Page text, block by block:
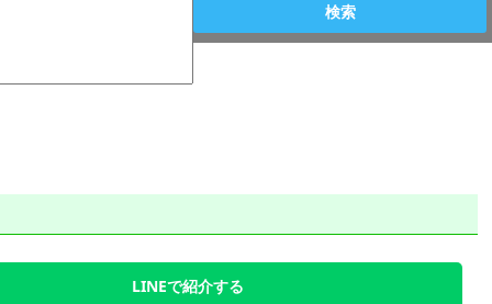
検索
LINEで紹介する